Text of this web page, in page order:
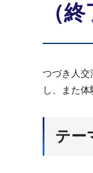
（
つづき人交
し、また
テー